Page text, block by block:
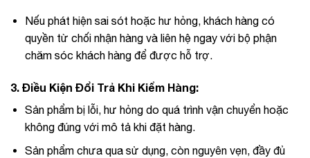
Nếu phát hiện sai sót hoặc hư hỏng, khách hàng có
quyền từ chối nhận hàng và liên hệ ngay với bộ phận
chăm sóc khách hàng để được hỗ trợ.
3. Điều Kiện Đổi Trả Khi Kiểm Hàng:
Sản phẩm bị lỗi, hư hỏng do quá trình vận chuyển hoặc
không đúng với mô tả khi đặt hàng.
Sản phẩm chưa qua sử dụng, còn nguyên vẹn, đầy đủ